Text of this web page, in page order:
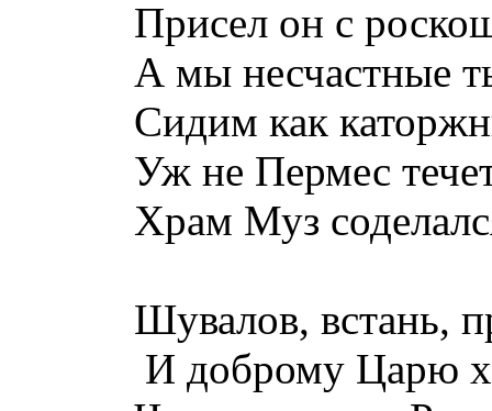
Присел он с
А мы несчастные
Сидим как
Уж не Пермес
Храм Муз
Шувалов, встань,
И доброму Царю